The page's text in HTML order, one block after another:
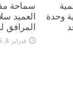
وحدة
سماحة
العميد
المرافق
فبراير 8, 2026